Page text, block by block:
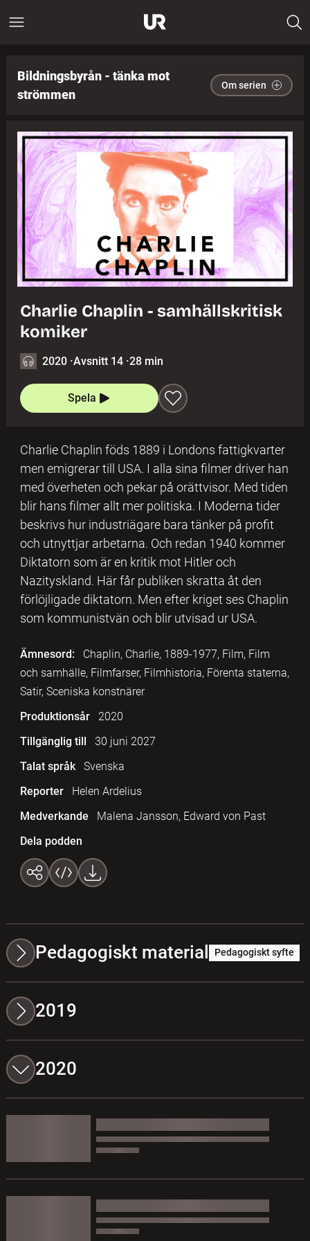
Bildningsbyrån - tänka mot
strömmen
Om serien
Charlie Chaplin - samhällskritisk
komiker
2020 ·Avsnitt 14 ·28 min
Spela
Charlie Chaplin föds 1889 i Londons fattigkvarter
men emigrerar till USA. I alla sina filmer driver han
med överheten och pekar på orättvisor. Med tiden
blir hans filmer allt mer politiska. I Moderna tider
beskrivs hur industriägare bara tänker på profit
och utnyttjar arbetarna. Och redan 1940 kommer
Diktatorn som är en kritik mot Hitler och
Nazityskland. Här får publiken skratta åt den
förlöjligade diktatorn. Men efter kriget ses Chaplin
som kommunistvän och blir utvisad ur USA.
Ämnesord:
Chaplin, Charlie, 1889-1977, Film, Film
och samhälle, Filmfarser, Filmhistoria, Förenta staterna,
Satir, Sceniska konstnärer
Produktionsår
2020
Tillgänglig till
30 juni 2027
Talat språk
Svenska
Reporter
Helen Ardelius
Medverkande
Malena Jansson, Edward von Past
Dela podden
Pedagogiskt material Pedagogiskt syfte
2019
2020